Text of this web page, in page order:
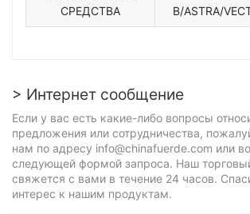
СРЕДСТВА
B/ASTRA/
> Интернет сообщение
Если у вас есть какие-либо вопросы
предложения или сотрудничества,
нам по адресу info@chinafuerde.com или
следующей формой запроса. Наш
свяжется с вами в течение 24 часов.
интерес к нашим продуктам.